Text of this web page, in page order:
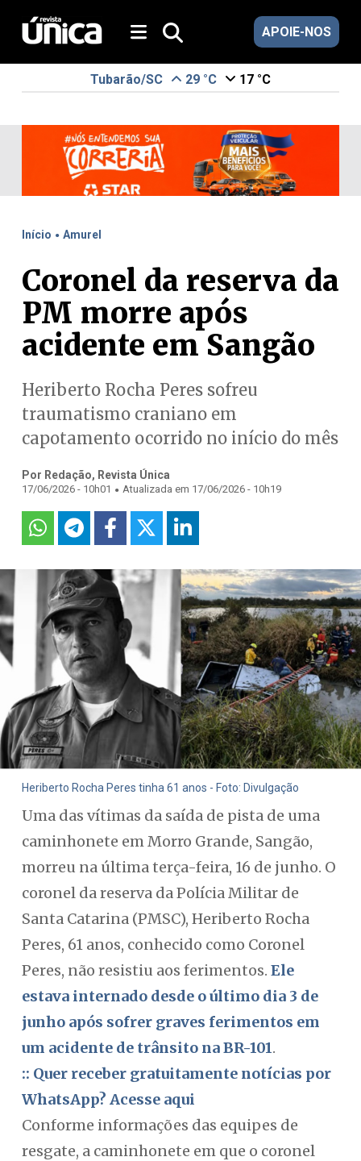
APOIE-NOS
Tubarão/SC 29 °C 17 °C
Início . Amurel
Coronel da reserva da
PM morre após
acidente em Sangão
Heriberto Rocha Peres sofreu
traumatismo craniano em
capotamento ocorrido no início do mês
Por Redação, Revista Única
17/06/2026 - 10h01 . Atualizada em 17/06/2026 - 10h19
Heriberto Rocha Peres tinha 61 anos - Foto: Divulgação
Uma das vítimas da saída de pista de uma
caminhonete em Morro Grande, Sangão,
morreu na última terça-feira, 16 de junho. O
coronel da reserva da Polícia Militar de
Santa Catarina (PMSC), Heriberto Rocha
Peres, 61 anos, conhecido como Coronel
Peres, não resistiu aos ferimentos. Ele
estava internado desde o último dia 3 de
junho após sofrer graves ferimentos em
um acidente de trânsito na BR-101.
:: Quer receber gratuitamente notícias por
WhatsApp? Acesse aqui
Conforme informações das equipes de
resgate, a caminhonete em que o coronel